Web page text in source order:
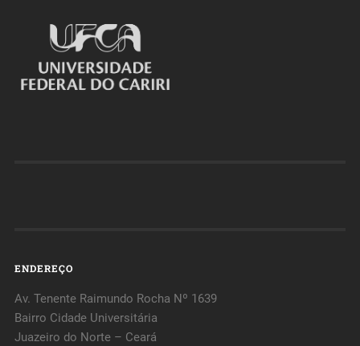
ENDEREÇO
Av. Tenente Raimundo Rocha Nº 1639
Bairro Cidade Universitária
Juazeiro do Norte – Ceará